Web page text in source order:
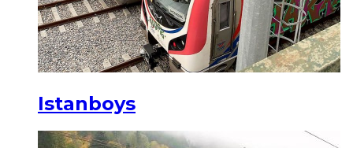
Istanboys